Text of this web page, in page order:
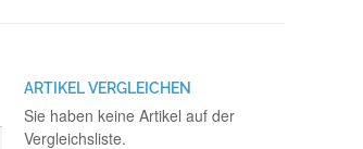
ARTIKEL VERGLEICHEN
Sie haben keine Artikel auf der
Vergleichsliste.